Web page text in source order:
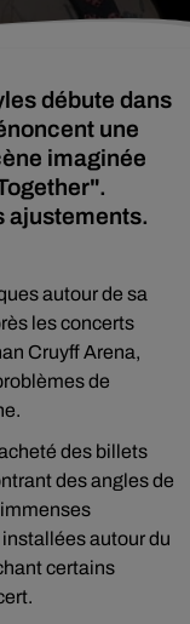
débute dans
une
imaginée
ajustements.
autour de sa
les concerts
Cruyff Arena,
de
des billets
des angles de
autour du
certains